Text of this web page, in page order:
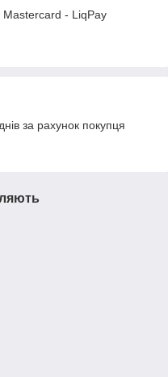
- LiqPay
за рахунок покупця